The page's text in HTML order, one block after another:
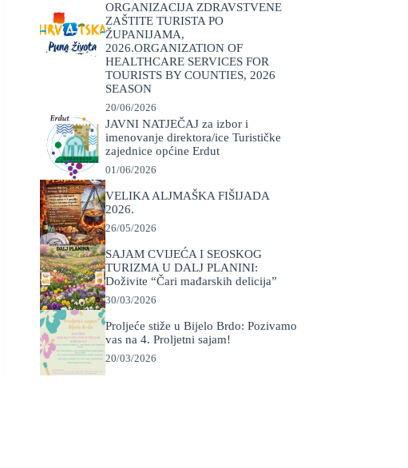
ORGANIZACIJA ZDRAVSTVENE
ZAŠTITE TURISTA PO
ŽUPANIJAMA,
2026.ORGANIZATION OF
HEALTHCARE SERVICES FOR
TOURISTS BY COUNTIES, 2026
SEASON
20/06/2026
JAVNI NATJEČAJ za izbor i
imenovanje direktora/ice Turističke
zajednice općine Erdut
01/06/2026
VELIKA ALJMAŠKA FIŠIJADA
2026.
26/05/2026
SAJAM CVIJEĆA I SEOSKOG
TURIZMA U DALJ PLANINI:
Doživite “Čari mađarskih delicija”
30/03/2026
Proljeće stiže u Bijelo Brdo: Pozivamo
vas na 4. Proljetni sajam!
20/03/2026